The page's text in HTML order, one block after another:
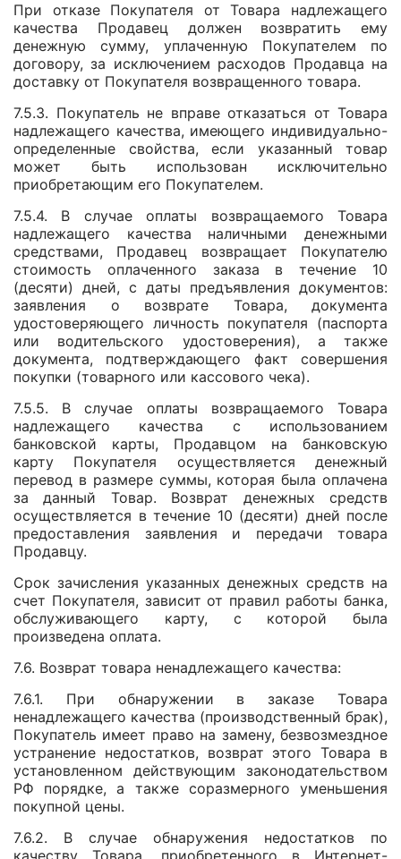
При отказе Покупателя от Товара надлежащего
качества Продавец должен возвратить ему
денежную сумму, уплаченную Покупателем по
договору, за исключением расходов Продавца на
доставку от Покупателя возвращенного товара.
7.5.3. Покупатель не вправе отказаться от Товара
надлежащего качества, имеющего индивидуально-
определенные свойства, если указанный товар
может быть использован исключительно
приобретающим его Покупателем.
7.5.4. В случае оплаты возвращаемого Товара
надлежащего качества наличными денежными
средствами, Продавец возвращает Покупателю
стоимость оплаченного заказа в течение 10
(десяти) дней, с даты предъявления документов:
заявления о возврате Товара, документа
удостоверяющего личность покупателя (паспорта
или водительского удостоверения), а также
документа, подтверждающего факт совершения
покупки (товарного или кассового чека).
7.5.5. В случае оплаты возвращаемого Товара
надлежащего качества с использованием
банковской карты, Продавцом на банковскую
карту Покупателя осуществляется денежный
перевод в размере суммы, которая была оплачена
за данный Товар. Возврат денежных средств
осуществляется в течение 10 (десяти) дней после
предоставления заявления и передачи товара
Продавцу.
Срок зачисления указанных денежных средств на
счет Покупателя, зависит от правил работы банка,
обслуживающего карту, с которой была
произведена оплата.
7.6. Возврат товара ненадлежащего качества:
7.6.1. При обнаружении в заказе Товара
ненадлежащего качества (производственный брак),
Покупатель имеет право на замену, безвозмездное
устранение недостатков, возврат этого Товара в
установленном действующим законодательством
РФ порядке, а также соразмерного уменьшения
покупной цены.
7.6.2. В случае обнаружения недостатков по